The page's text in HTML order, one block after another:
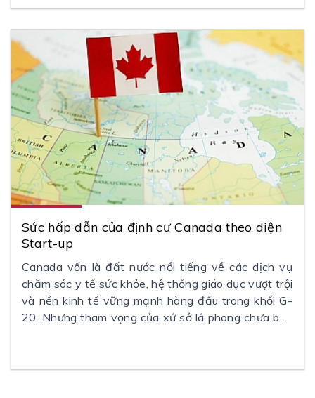
Sức hấp dẫn của định cư Canada theo diện
Start-up
Canada vốn là đất nước nổi tiếng về các dịch vụ
chăm sóc y tế sức khỏe, hệ thống giáo dục vượt trội
và nền kinh tế vững mạnh hàng đầu trong khối G-
20. Nhưng tham vọng của xứ sở lá phong chưa bao
Di trú Canada cho khởi động. Thời gian thí điểm là 5